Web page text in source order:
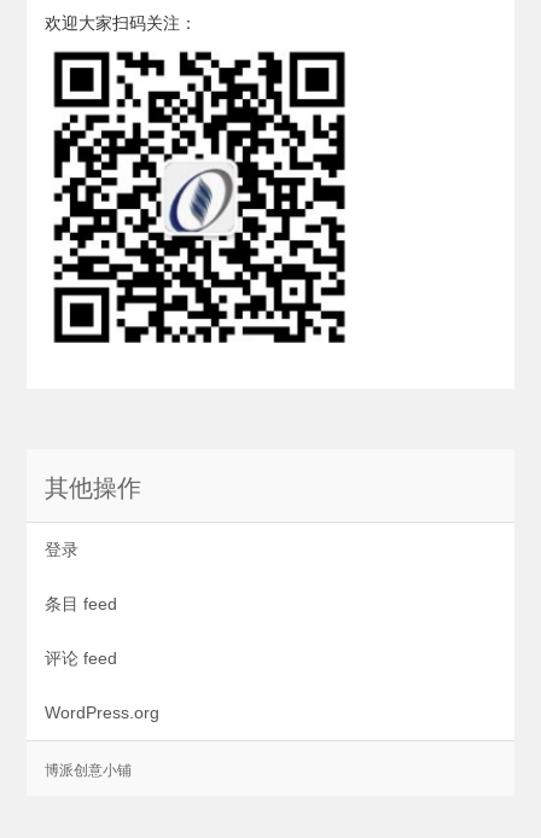
欢迎大家扫码关注：
其他操作
登录
条目 feed
评论 feed
WordPress.org